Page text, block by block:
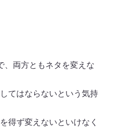
、両方ともネタを変えな
てはならないという気持
得ず変えないといけなく